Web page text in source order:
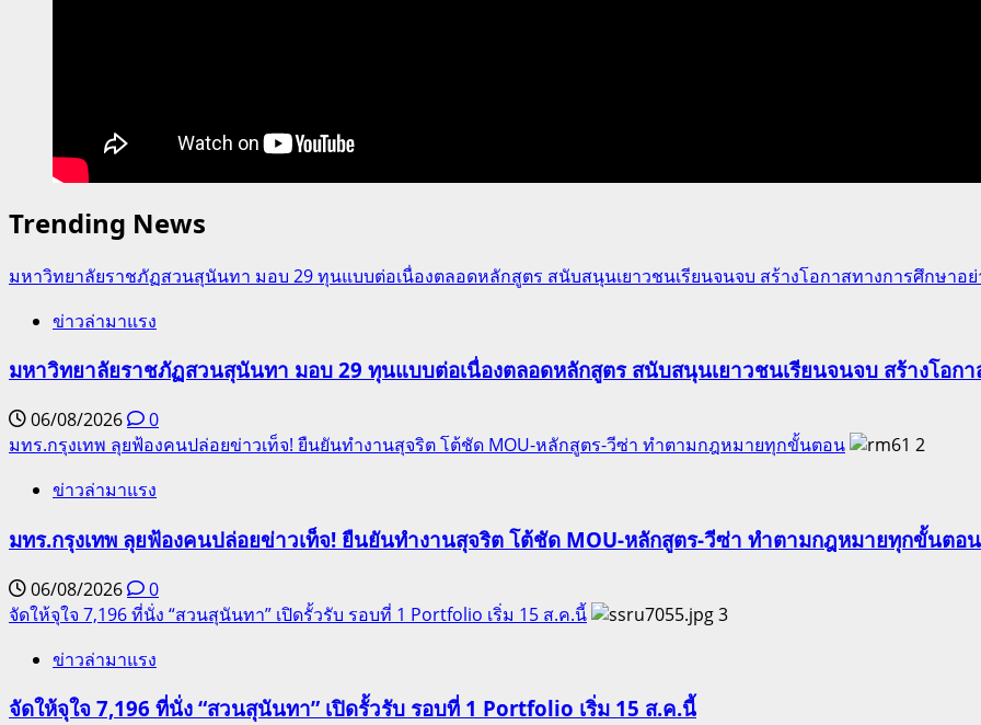
Trending News
มหาวิทยาลัยราชภัฏสวนสุนันทา มอบ 29 ทุนแบบต่อเนื่องตลอดหลักสูตร สนับสนุนเยาวชนเรียนจนจบ สร้างโอกาสทางการศึกษาอย่
ข่าวล่ามาแรง
มหาวิทยาลัยราชภัฏสวนสุนันทา มอบ 29 ทุนแบบต่อเนื่องตลอดหลักสูตร สนับสนุนเยาวชนเรียนจนจบ สร้างโอกา
06/08/2026
0
มทร.กรุงเทพ ลุยฟ้องคนปล่อยข่าวเท็จ! ยืนยันทำงานสุจริต โต้ชัด MOU-หลักสูตร-วีซ่า ทำตามกฎหมายทุกขั้นตอน
2
ข่าวล่ามาแรง
มทร.กรุงเทพ ลุยฟ้องคนปล่อยข่าวเท็จ! ยืนยันทำงานสุจริต โต้ชัด MOU-หลักสูตร-วีซ่า ทำตามกฎหมายทุกขั้นตอน
06/08/2026
0
จัดให้จุใจ 7,196 ที่นั่ง “สวนสุนันทา” เปิดรั้วรับ รอบที่ 1 Portfolio เริ่ม 15 ส.ค.นี้
3
ข่าวล่ามาแรง
จัดให้จุใจ 7,196 ที่นั่ง “สวนสุนันทา” เปิดรั้วรับ รอบที่ 1 Portfolio เริ่ม 15 ส.ค.นี้